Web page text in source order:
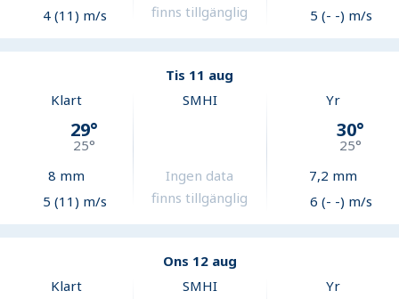
4 (11) m/s
finns tillgänglig
5 (- -) m/s
Tis 11 aug
Klart
29°
25°
8 mm
5 (11) m/s
SMHI
Ingen data
finns tillgänglig
Yr
30°
25°
7,2 mm
6 (- -) m/s
Ons 12 aug
Klart
SMHI Yr